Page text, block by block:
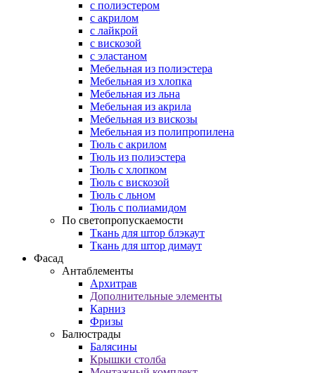
с полиэстером
с акрилом
с лайкрой
с вискозой
с эластаном
Мебельная из полиэстера
Мебельная из хлопка
Мебельная из льна
Мебельная из акрила
Мебельная из вискозы
Мебельная из полипропилена
Тюль с акрилом
Тюль из полиэстера
Тюль с хлопком
Тюль с вискозой
Тюль с льном
Тюль с полиамидом
По светопропускаемости
Ткань для штор блэкаут
Ткань для штор димаут
Фасад
Антаблементы
Архитрав
Дополнительные элементы
Карниз
Фризы
Балюстрады
Балясины
Крышки столба